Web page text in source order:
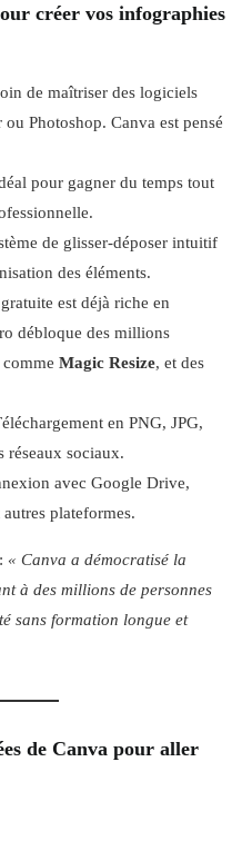
créer vos infographies
de maîtriser des logiciels
Photoshop. Canva est pensé
pour gagner du temps tout
de glisser-déposer intuitif
des éléments.
est déjà riche en
débloque des millions
commeMagic Resize, et des
en PNG, JPG,
réseaux sociaux.
avec Google Drive,
plateformes.
: « Canva a démocratisé la
à des millions de personnes
sans formation longue et
de Canva pour aller